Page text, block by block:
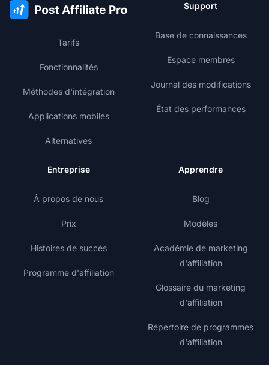
Tarifs
Fonctionnalités
Méthodes d'intégration
Applications mobiles
Alternatives
Support
Base de connaissances
Espace membres
Journal des modifications
État des performances
Entreprise
À propos de nous
Prix
Histoires de succès
Programme d'affiliation
Apprendre
Blog
Modèles
Académie de marketing
d'affiliation
Glossaire du marketing
d'affiliation
Répertoire de programmes
d'affiliation